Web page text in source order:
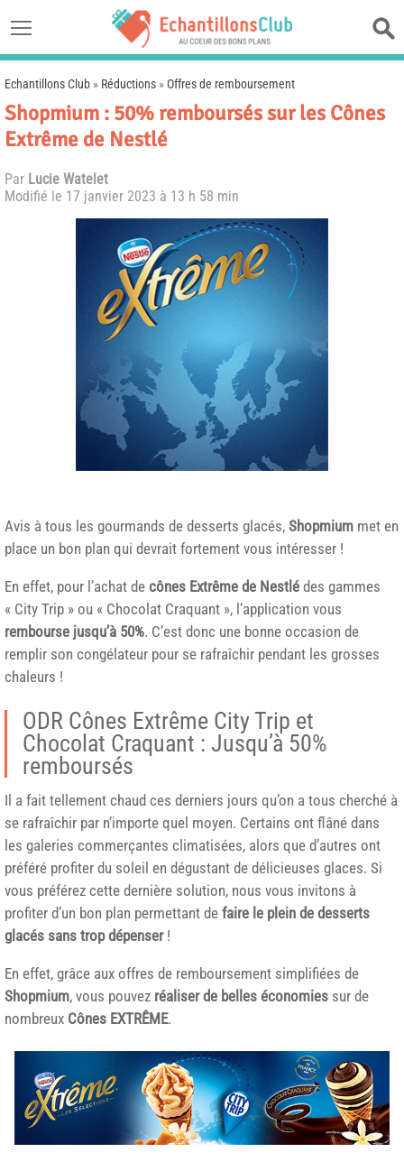
Echantillons Club » Réductions »Offres de remboursement
Shopmium : 50% remboursés sur les Cônes
Extrême de Nestlé
Par Lucie Watelet
Modifié le 17 janvier 2023 à 13 h 58 min
Avis à tous les gourmands de desserts glacés, Shopmium met en
place un bon plan qui devrait fortement vous intéresser !
En effet, pour l’achat de cônes Extrême de Nestlé des gammes
« City Trip » ou « Chocolat Craquant », l’application vous
rembourse jusqu’à 50%. C’est donc une bonne occasion de
remplir son congélateur pour se rafraîchir pendant les grosses
chaleurs !
ODR Cônes Extrême City Trip et
Chocolat Craquant : Jusqu’à 50%
remboursés
Il a fait tellement chaud ces derniers jours qu’on a tous cherché à
se rafraîchir par n’importe quel moyen. Certains ont flâné dans
les galeries commerçantes climatisées, alors que d’autres ont
préféré profiter du soleil en dégustant de délicieuses glaces. Si
vous préférez cette dernière solution, nous vous invitons à
profiter d’un bon plan permettant de faire le plein de desserts
glacés sans trop dépenser!
En effet, grâce aux offres de remboursement simplifiées de
Shopmium, vous pouvez réaliser de belles économies sur de
nombreux Cônes EXTRÊME.